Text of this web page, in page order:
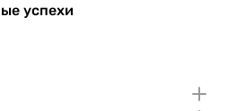
успехи